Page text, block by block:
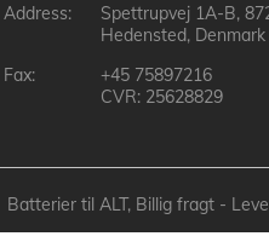
Spettrupvej 1A-B,
Hedensted, Denmark
+45 75897216
CVR: 25628829
Batterier til ALT, Billig fragt -